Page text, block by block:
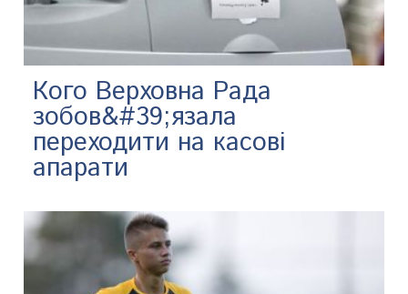
Кого Верховна Рада
зобов&#39;язала
переходити на касові
апарати